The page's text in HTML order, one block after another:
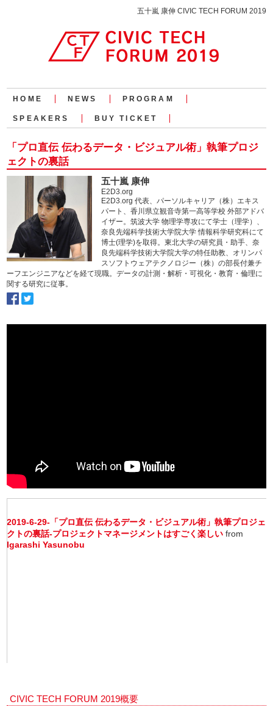
五十嵐 康伸 CIVIC TECH FORUM 2019
HOME NEWS PROGRAM
SPEAKERS BUY TICKET
「プロ直伝 伝わるデータ・ビジュアル術」執筆プロジ
ェクトの裏話
五十嵐 康伸
E2D3.org
E2D3.org 代表、パーソルキャリア（株）エキス
パート、香川県立観音寺第一高等学校 外部アドバ
イザー。筑波大学 物理学専攻にて学士（理学）、
奈良先端科学技術大学院大学 情報科学研究科にて
博士(理学)を取得。東北大学の研究員・助手、奈
良先端科学技術大学院大学の特任助教、オリンパ
スソフトウェアテクノロジー（株）の部長付兼チ
ーフエンジニアなどを経て現職。データの計測・解析・可視化・教育・倫理に
関する研究に従事。
2019-6-29-「プロ直伝 伝わるデータ・ビジュアル術」執筆プロジェ
クトの裏話-プロジェクトマネージメントはすごく楽しい from
Igarashi Yasunobu
CIVIC TECH FORUM 2019概要